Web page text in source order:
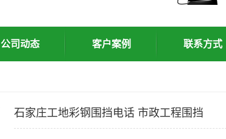
公司动态 客户案例 联系方式
石家庄工地彩钢围挡电话 市政工程围挡